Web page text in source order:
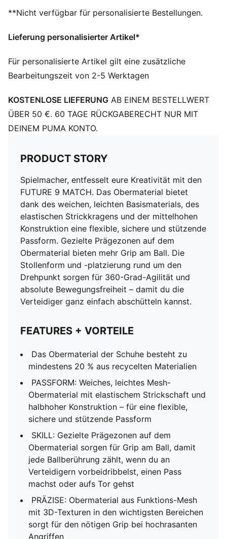
sorgen für Grip am Ball, damit jede Ballberührung
Pass machst oder aufs Tor gehst
Texturen in den wichtigsten Bereichen sorgt für den
nötigen Grip bei hochrasanten Angriffen
Reguläre bis breite Passform
Zehentyp: Abgerundet
Verschluss: Schnürsenkel
ermöglichen uneingeschränkte 360°-Bewegungen bei
explosiven Richtungswechseln
FG/AG: Geeignet für feste Natur- und Kunstrasenfelder
**Nicht verfügbar für personalisierte Bestellungen.
Lieferung personalisierter Artikel*
Für personalisierte Artikel gilt eine zusätzliche
Bearbeitungszeit von 2-5 Werktagen
KOSTENLOSE LIEFERUNG AB EINEM BESTELLWERT
ÜBER 50 €. 60 TAGE RÜCKGABERECHT NUR MIT
DEINEM PUMA KONTO.
PRODUCT STORY
Spielmacher, entfesselt eure Kreativität mit den
FUTURE 9 MATCH. Das Obermaterial bietet
dank des weichen, leichten Basismaterials, des
elastischen Strickkragens und der mittelhohen
Konstruktion eine flexible, sichere und stützende
Passform. Gezielte Prägezonen auf dem
Obermaterial bieten mehr Grip am Ball. Die
Stollenform und -platzierung rund um den
Drehpunkt sorgen für 360-Grad-Agilität und
absolute Bewegungsfreiheit – damit du die
Verteidiger ganz einfach abschütteln kannst.
FEATURES + VORTEILE
Das Obermaterial der Schuhe besteht zu
mindestens 20 % aus recycelten Materialien
PASSFORM: Weiches, leichtes Mesh-
Obermaterial mit elastischem Strickschaft und
halbhoher Konstruktion – für eine flexible,
sichere und stützende Passform
SKILL: Gezielte Prägezonen auf dem
Obermaterial sorgen für Grip am Ball, damit
jede Ballberührung zählt, wenn du an
Verteidigern vorbeidribbelst, einen Pass
machst oder aufs Tor gehst
PRÄZISE: Obermaterial aus Funktions-Mesh
mit 3D-Texturen in den wichtigsten Bereichen
sorgt für den nötigen Grip bei hochrasanten
Angriffen